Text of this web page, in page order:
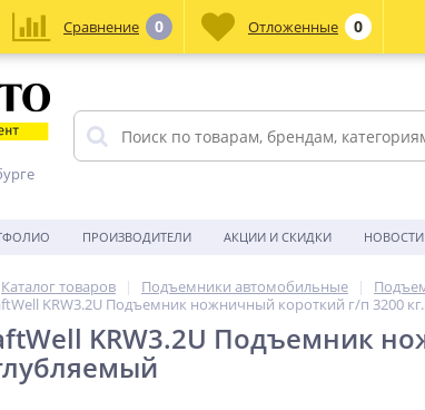
ПРОИЗВОДИТЕЛИ АКЦИИ И СКИДКИ НОВОСТИ
Каталог товаров Подъемники автомобильные
KRW3.2U Подъемник ножничный короткий г/п 3200
KRW3.2U Подъемник
Сравнение 0 Отложенные 0